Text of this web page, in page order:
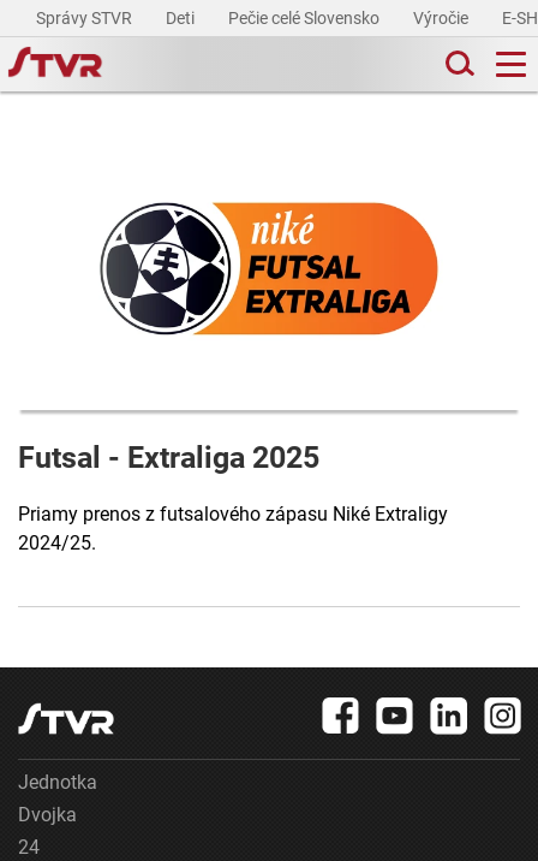
Správy STVR Deti Pečie celé Slovensko Výročie E-
Futsal - Extraliga 2025
Priamy prenos z futsalového zápasu Niké Extraligy
2024/25.
Jednotka
Dvojka
24